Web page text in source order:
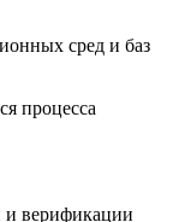
сред и баз
процесса
и верификации